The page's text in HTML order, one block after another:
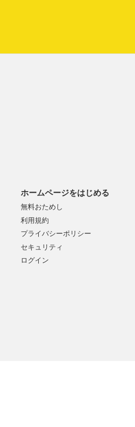
ホームページをはじめる
無料おためし
利用規約
プライバシーポリシー
セキュリティ
ログイン